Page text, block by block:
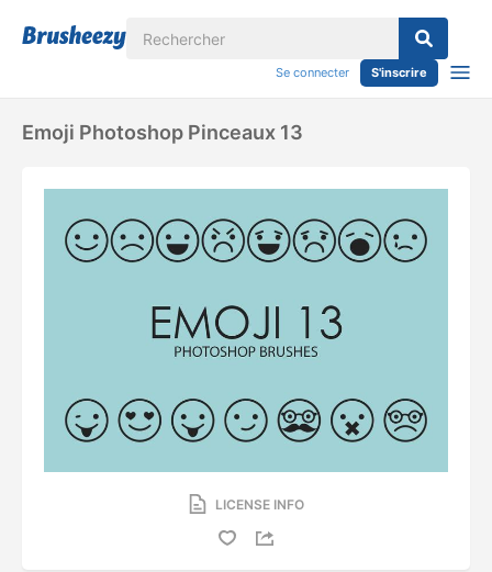
Se connecter S'inscrire
Emoji Photoshop Pinceaux 13
LICENSE INFO